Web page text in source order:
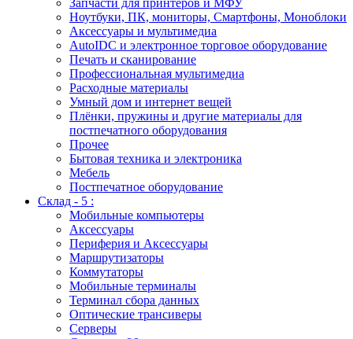
Запчасти для принтеров и МФУ
Ноутбуки, ПК, мониторы, Смартфоны, Моноблоки
Аксессуары и мультимедиа
AutoIDC и электронное торговое оборудование
Печать и сканирование
Профессиональная мультимедиа
Расходные материалы
Умный дом и интернет вещей
Плёнки, пружины и другие материалы для
постпечатного оборудования
Прочее
Бытовая техника и электроника
Мебель
Постпечатное оборудование
Склад - 5 :
Мобильные компьютеры
Аксессуары
Периферия и Аксессуары
Маршрутизаторы
Коммутаторы
Мобильные терминалы
Терминал сбора данных
Оптические трансиверы
Серверы